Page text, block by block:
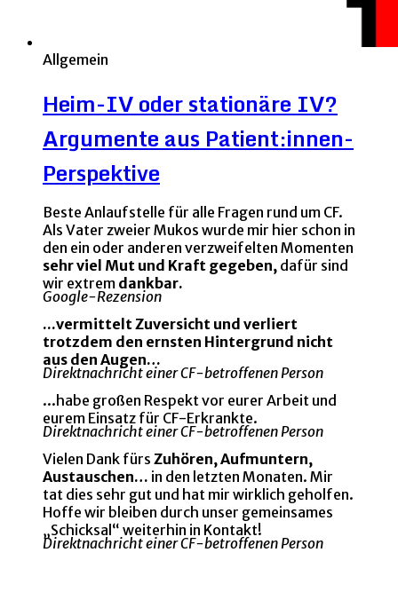
Allgemein
Heim-IV oder stationäre IV?
Argumente aus Patient:innen-
Perspektive
Beste Anlaufstelle für alle Fragen rund um CF.
Als Vater zweier Mukos wurde mir hier schon in
den ein oder anderen verzweifelten Momenten
sehr viel Mut und Kraft gegeben, dafür sind
wir extrem dankbar.
Google-Rezension
...vermittelt Zuversicht und verliert
trotzdem den ernsten Hintergrund nicht
aus den Augen…
Direktnachricht einer CF-betroffenen Person
...habe großen Respekt vor eurer Arbeit und
eurem Einsatz für CF-Erkrankte.
Direktnachricht einer CF-betroffenen Person
Vielen Dank fürs Zuhören, Aufmuntern,
Austauschen… in den letzten Monaten. Mir
tat dies sehr gut und hat mir wirklich geholfen.
Hoffe wir bleiben durch unser gemeinsames
„Schicksal“ weiterhin in Kontakt!
Direktnachricht einer CF-betroffenen Person